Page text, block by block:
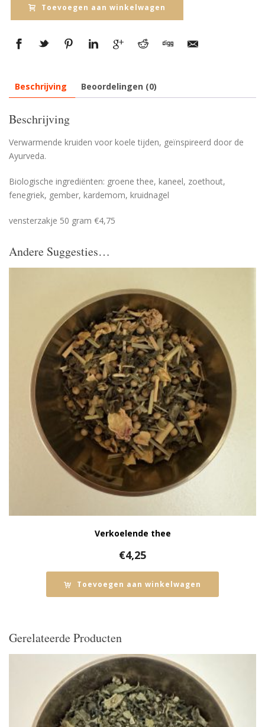
Toevoegen aan winkelwagen
Beschrijving Beoordelingen (0)
Beschrijving
Verwarmende kruiden voor koele tijden, geïnspireerd door de
Ayurveda.
Biologische ingrediënten: groene thee, kaneel, zoethout,
fenegriek, gember, kardemom, kruidnagel
vensterzakje 50 gram €4,75
Andere Suggesties…
Verkoelende thee
€4,25
Toevoegen aan winkelwagen
Gerelateerde Producten